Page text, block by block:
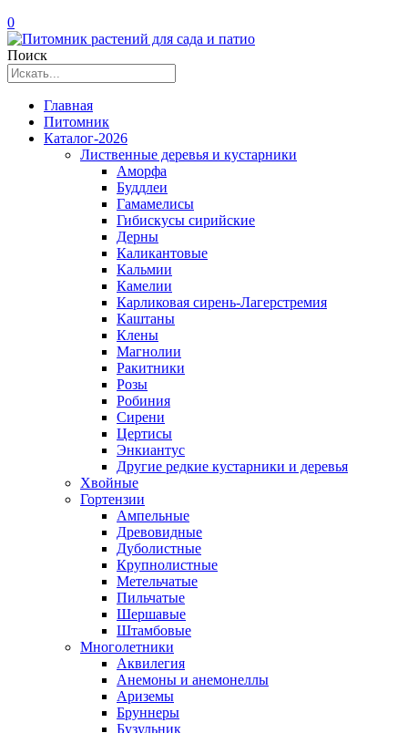
0
Поиск
Главная
Питомник
Каталог-2026
Лиственные деревья и кустарники
Аморфа
Буддлеи
Гамамелисы
Гибискусы сирийские
Дерны
Каликантовые
Кальмии
Камелии
Карликовая сирень-Лагерстремия
Каштаны
Клены
Магнолии
Ракитники
Розы
Робиния
Сирени
Цертисы
Энкиантус
Другие редкие кустарники и деревья
Хвойные
Гортензии
Ампельные
Древовидные
Дуболистные
Крупнолистные
Метельчатые
Пильчатые
Шершавые
Штамбовые
Многолетники
Аквилегия
Анемоны и анемонеллы
Ариземы
Бруннеры
Бузульник